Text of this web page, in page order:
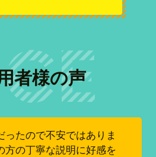
者様の声
ったので不安ではありま
方の丁寧な説明に好感を